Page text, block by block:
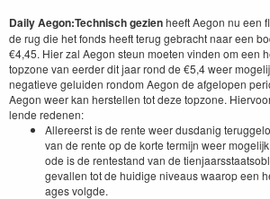
Dai­ly Aegon:Tech­nisch gezienheeft Aegon nu een
de rug die het fonds heeft terug gebracht naar een
€4,45. Hier zal Aegon ste­un moeten vin­den om een
top­zone van eerder dit jaar rond de €5,4weer
negatieve gelu­iden ron­dom Aegon de afgelopen
Aegon weer kan her­stellen tot deze top­zone.
lende redenen:
Allereerst is de rente weer dus­danig
van de rente op de korte ter­mi­jn weer
ode is de rente­s­tand van de
gevallen tot de huidi­ge niveaus waarop een
ages volgde.